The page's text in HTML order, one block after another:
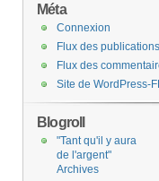
Méta
Connexion
Flux des publications
Flux des
Site de WordPress-
Blogroll
"Tant qu'il y aura
de l'argent"
Archives